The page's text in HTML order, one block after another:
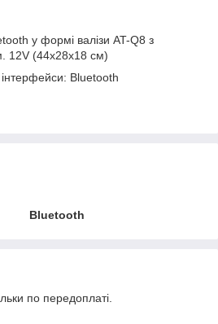
у формі валізи AT-Q8 з
12V (44х28х18 см)
інтерфейси: Bluetooth
Bluetooth
по передоплаті.